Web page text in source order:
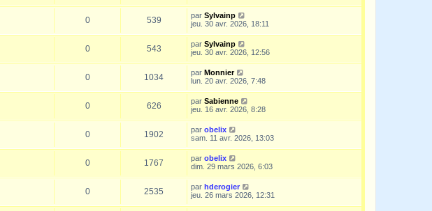
0 539 par Sylvainp
jeu. 30 avr. 2026, 18:11
0 543 par Sylvainp
jeu. 30 avr. 2026, 12:56
0 1034 par Monnier
lun. 20 avr. 2026, 7:48
0 626 par Sabienne
jeu. 16 avr. 2026, 8:28
0 1902 par obelix
sam. 11 avr. 2026, 13:03
0 1767 par obelix
dim. 29 mars 2026, 6:03
0 2535 par hderogier
jeu. 26 mars 2026, 12:31